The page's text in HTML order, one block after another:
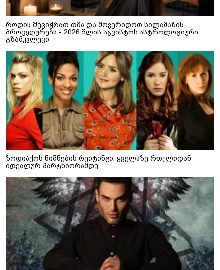
როდის შევიჭრათ თმა და მოვერიდოთ სილამაზის
პროცედურებს - 2026 წლის აგვისტოს ასტროლოგიური
გზამკვლევი
ზოდიაქოს ნიშნების რეიტინგი: ყველაზე რთულიდან
იდეალურ პარტნიორამდე